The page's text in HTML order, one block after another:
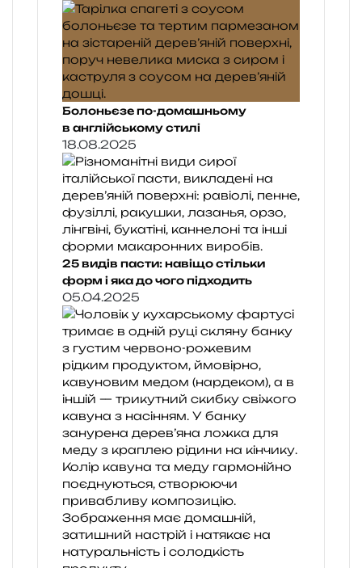
Болоньєзе по-домашньому
в англійському стилі
18.08.2025
25 видів пасти: навіщо стільки
форм і яка до чого підходить
05.04.2025